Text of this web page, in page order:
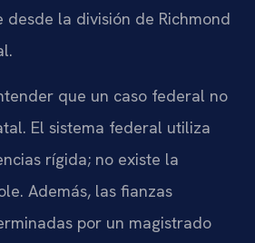
desde la división de Richmond
que un caso federal no
El sistema federal utiliza
rígida; no existe la
Además, las fianzas
por un magistrado